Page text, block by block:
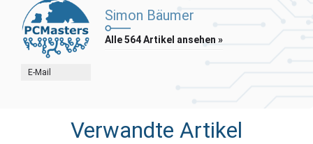
E-Mail
Simon Bäumer
Alle 564 Artikel ansehen »
Verwandte Artikel